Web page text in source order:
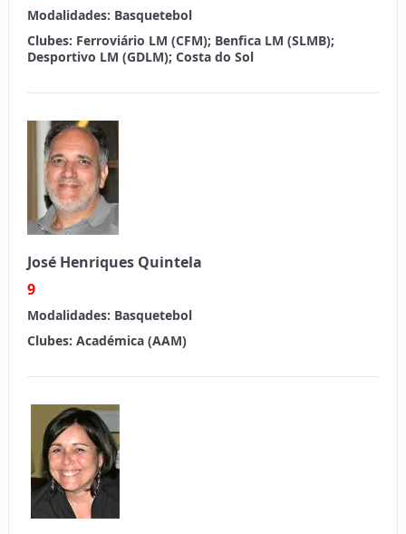
Modalidades: Basquetebol
Clubes: Ferroviário LM (CFM); Benfica LM (SLMB);
Desportivo LM (GDLM); Costa do Sol
José Henriques Quintela
9
Modalidades: Basquetebol
Clubes: Académica (AAM)